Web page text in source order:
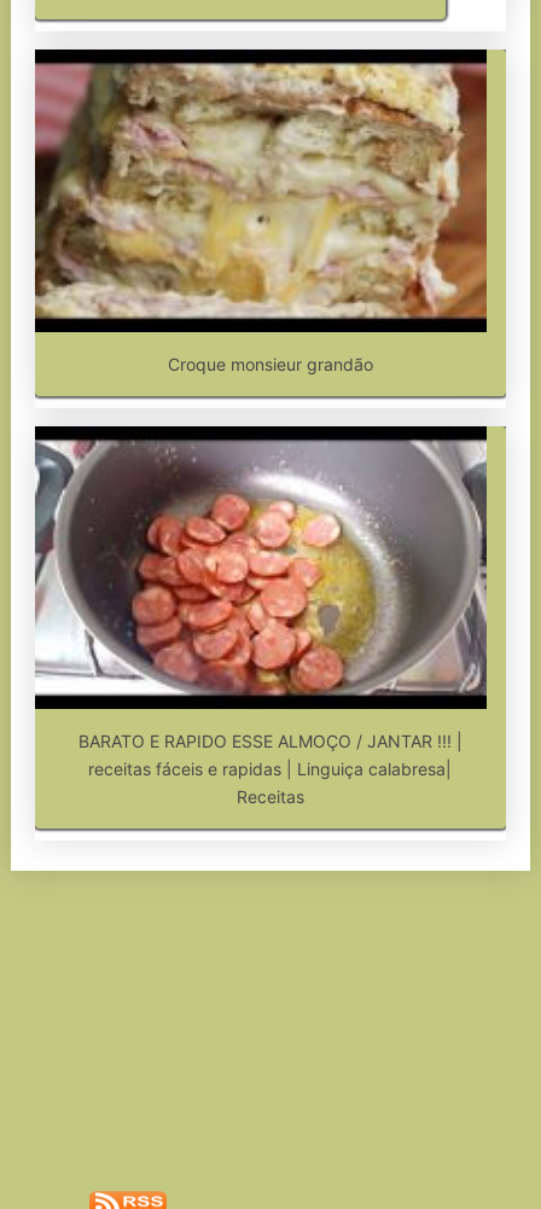
Croque monsieur grandão
BARATO E RAPIDO ESSE ALMOÇO / JANTAR !!! |
receitas fáceis e rapidas | Linguiça calabresa|
Receitas